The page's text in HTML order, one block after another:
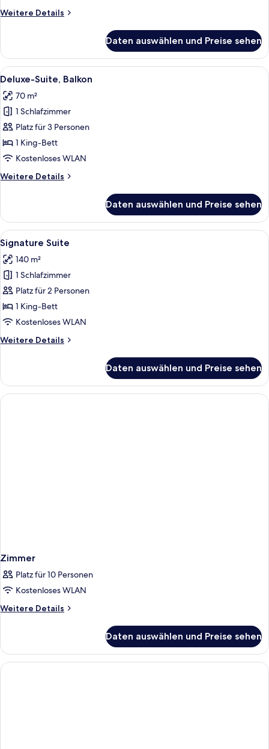
Weitere Details
Weitere
Room
Daten auswählen und Preise sehen
Alle
Fotos
für
Deluxe-
Suite,
Balkon
anzeigen
Ein modernes Hotelzimmer mit
8
Deluxe-Suite, Balkon
70 m²
1 Schlafzimmer
Platz für 3 Personen
1 King-Bett
Kostenloses WLAN
Weitere Details
Weitere
Suite,
Balkon
Daten auswählen und Preise sehen
Alle
Fotos
für
Signature
Suite
anzeigen
Signature Suite | Minibar,
11
Signature Suite
140 m²
1 Schlafzimmer
Platz für 2 Personen
1 King-Bett
Kostenloses WLAN
Weitere Details
Weitere
Suite
Daten auswählen und Preise sehen
Zimmer
Platz für 10 Personen
Kostenloses WLAN
Weitere Details
Weitere
Daten auswählen und Preise sehen